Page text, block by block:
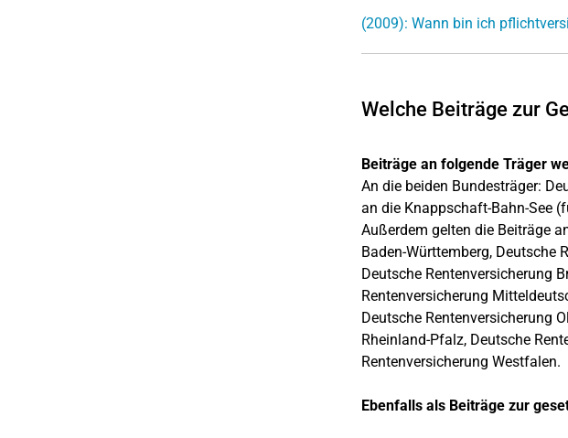
(2009): Wann bin ich
Welche Beiträge zur
Beiträge an folgende Träger
An die beiden Bundesträger:
an die Knappschaft-Bahn-See
Außerdem gelten die Beiträge
Baden-Württemberg, Deutsche
Deutsche Rentenversicherung
Rentenversicherung
Deutsche Rentenversicherung
Rheinland-Pfalz, Deutsche
Rentenversicherung Westfalen.
Ebenfalls als Beiträge zur